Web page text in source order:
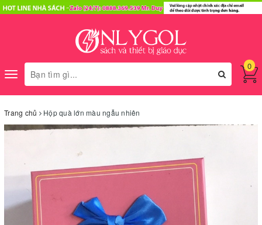
Toggle
navigation
0
Trang chủ Hộp quà lớn màu ngẫu nhiên